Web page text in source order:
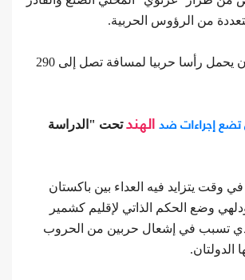
من الرؤوس الحربية.
ويمكن للصاروخ أن يحمل رأسا حربيا لمسافة تصل إلى 290
تضع إجراءات ضد الهندتحت "الدراسة
وقت يتزايد فيه العداء بين باكستان
وضع الحكم الذاتي لإقليم كشمير
تسبب في إشعال حربين من الحروب
الدولتان.